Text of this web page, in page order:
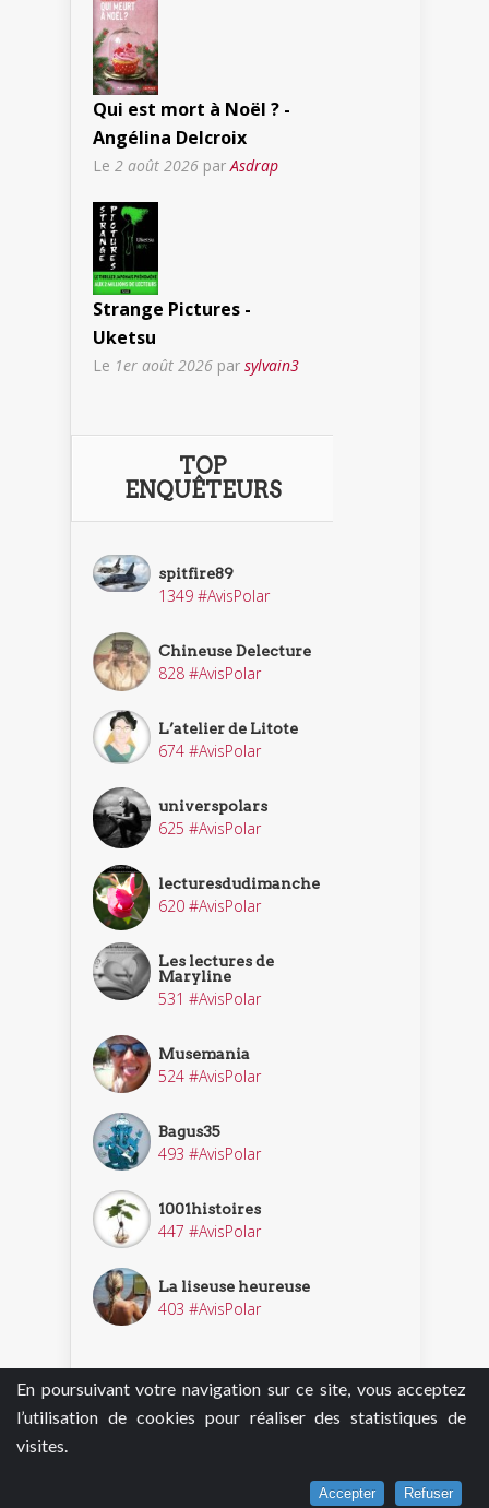
En poursuivant votre navigation sur ce site, vous acceptez
l’utilisation de cookies pour réaliser des statistiques de
visites.
Accepter Refuser
Qui est mort à Noël ? -
Angélina Delcroix
Le 2 août 2026 par Asdrap
Strange Pictures -
Uketsu
Le 1er août 2026 par sylvain3
TOP
ENQUÊTEURS
spitfire89
1349 #AvisPolar
Chineuse Delecture
828 #AvisPolar
L’atelier de Litote
674 #AvisPolar
universpolars
625 #AvisPolar
lecturesdudimanche
620 #AvisPolar
Les lectures de
Maryline
531 #AvisPolar
Musemania
524 #AvisPolar
Bagus35
493 #AvisPolar
1001histoires
447 #AvisPolar
La liseuse heureuse
403 #AvisPolar
Découvrir nos enquêteurs